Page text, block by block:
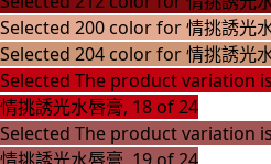
Selected 200 color for 情挑誘光
Selected 204 color for 情挑誘光
Selected The product variation
情挑誘光水唇膏, 18 of 24
Selected The product variation